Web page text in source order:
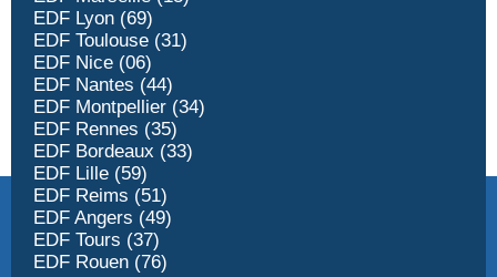
EDF Lyon (69)
EDF Toulouse (31)
EDF Nice (06)
EDF Nantes (44)
EDF Montpellier (34)
EDF Rennes (35)
EDF Bordeaux (33)
EDF Lille (59)
EDF Reims (51)
EDF Angers (49)
EDF Tours (37)
EDF Rouen (76)